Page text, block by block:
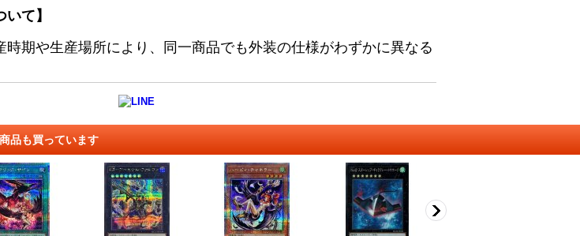
て】
時期や生産場所により、同一商品でも外装の仕様がわずかに異なる
品も買っています